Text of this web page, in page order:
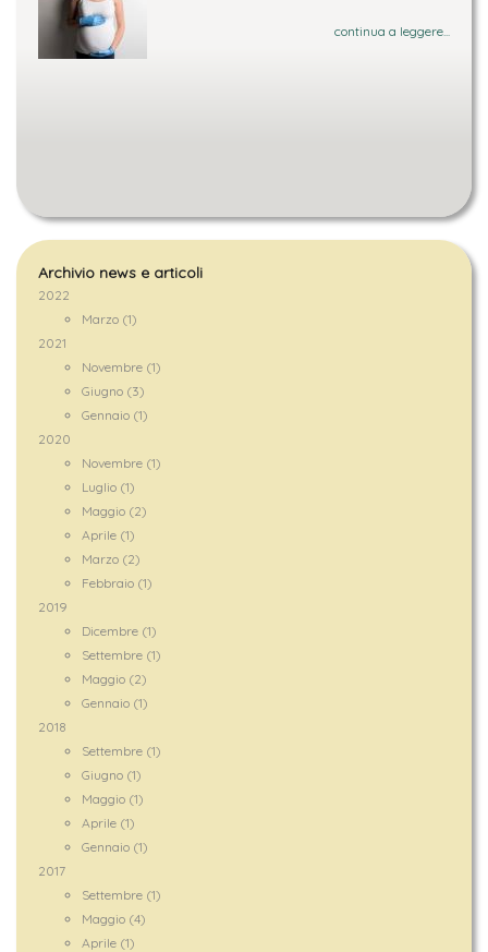
continua a leggere...
Archivio news e articoli
2022
Marzo (1)
2021
Novembre (1)
Giugno (3)
Gennaio (1)
2020
Novembre (1)
Luglio (1)
Maggio (2)
Aprile (1)
Marzo (2)
Febbraio (1)
2019
Dicembre (1)
Settembre (1)
Maggio (2)
Gennaio (1)
2018
Settembre (1)
Giugno (1)
Maggio (1)
Aprile (1)
Gennaio (1)
2017
Settembre (1)
Maggio (4)
Aprile (1)